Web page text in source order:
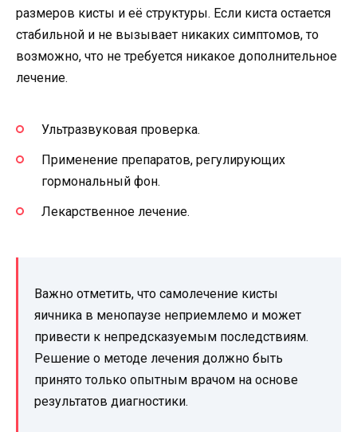
размеров кисты и её структуры. Если киста остается
стабильной и не вызывает никаких симптомов, то
возможно, что не требуется никакое дополнительное
лечение.
Ультразвуковая проверка.
Применение препаратов, регулирующих
гормональный фон.
Лекарственное лечение.
Важно отметить, что самолечение кисты
яичника в менопаузе неприемлемо и может
привести к непредсказуемым последствиям.
Решение о методе лечения должно быть
принято только опытным врачом на основе
результатов диагностики.